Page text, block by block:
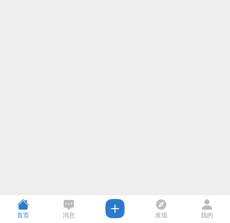
首页 消息 发现 我的